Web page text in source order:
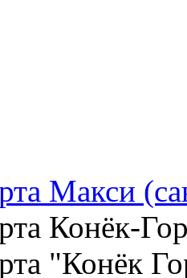
Макси
Конёк-
"Конёк